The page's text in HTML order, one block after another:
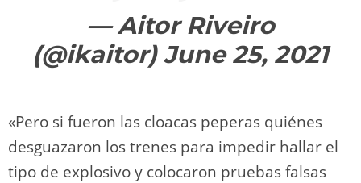
— Aitor Riveiro
(@ikaitor)June 25, 2021
«Pero si fueron las cloacas peperas quiénes
desguazaron los trenes para impedir hallar el
tipo de explosivo y colocaron pruebas falsas